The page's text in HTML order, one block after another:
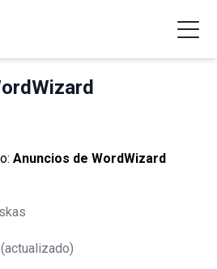
Anuncios de WordWizard
(actualizado)